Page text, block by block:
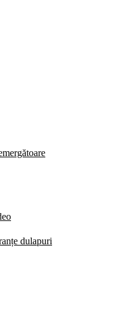
dulapuri